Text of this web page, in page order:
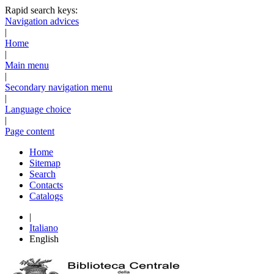
Rapid search keys:
Navigation advices
|
Home
|
Main menu
|
Secondary navigation menu
|
Language choice
|
Page content
Home
Sitemap
Search
Contacts
Catalogs
|
Italiano
English